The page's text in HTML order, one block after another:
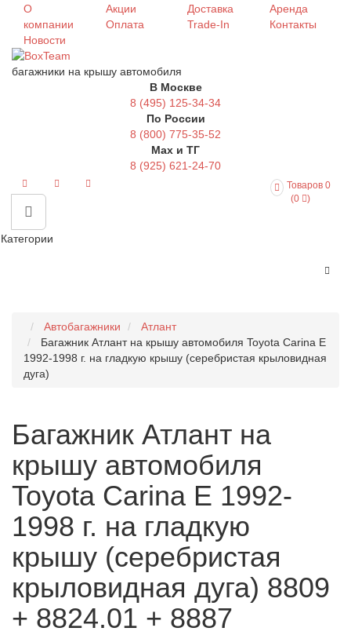
О
компании
Новости
Акции
Оплата
Доставка
Trade-In
Аренда
Контакты
багажники на крышу автомобиля
В Москве
8 (495) 125-34-34
По России
8 (800) 775-35-52
Max и ТГ
8 (925) 621-24-70
Товаров 0
(0
)
Категории
Автобагажники
Атлант
Багажник Атлант на крышу автомобиля Toyota Carina E
1992-1998 г. на гладкую крышу (серебристая крыловидная
дуга)
Багажник Атлант на
крышу автомобиля
Toyota Carina E 1992-
1998 г. на гладкую
крышу (серебристая
крыловидная дуга) 8809
+ 8824.01 + 8887